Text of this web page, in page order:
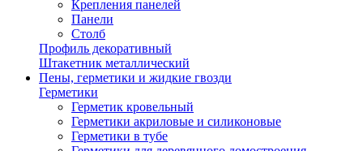
Крепления панелей
Панели
Столб
Профиль декоративный
Штакетник металлический
Пены, герметики и жидкие гвозди
Герметики
Герметик кровельный
Герметики акриловые и силиконовые
Герметики в тубе